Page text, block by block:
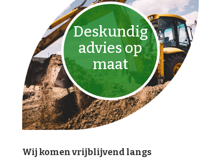
Deskundig
advies op
maat
Wij komen vrijblijvend langs